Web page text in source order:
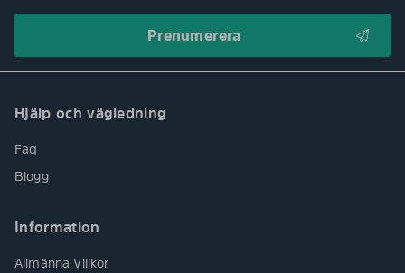
Hjälp och vägledning
Faq
Blogg
Information
Allmänna Villkor